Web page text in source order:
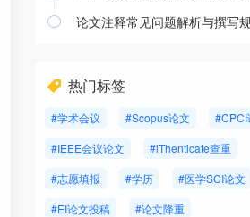
 论文注释常见问题解析与撰写
热门标签
#学术会议 #Scopus论文
#CPCI
#IEEE会议论文
#iThenticate查重
#志愿填报
#学历
#医学SCI论文
#EI论文投稿
#论文降重